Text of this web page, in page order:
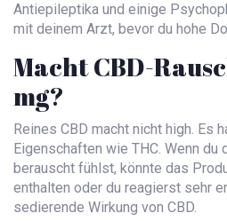
Antiepileptika und einige
mit deinem Arzt, bevor du hohe
Macht CBD-
mg?
Reines CBD macht nicht high. Es
Eigenschaften wie THC. Wenn
berauscht fühlst, könnte das
enthalten oder du reagierst sehr
sedierende Wirkung von CBD.